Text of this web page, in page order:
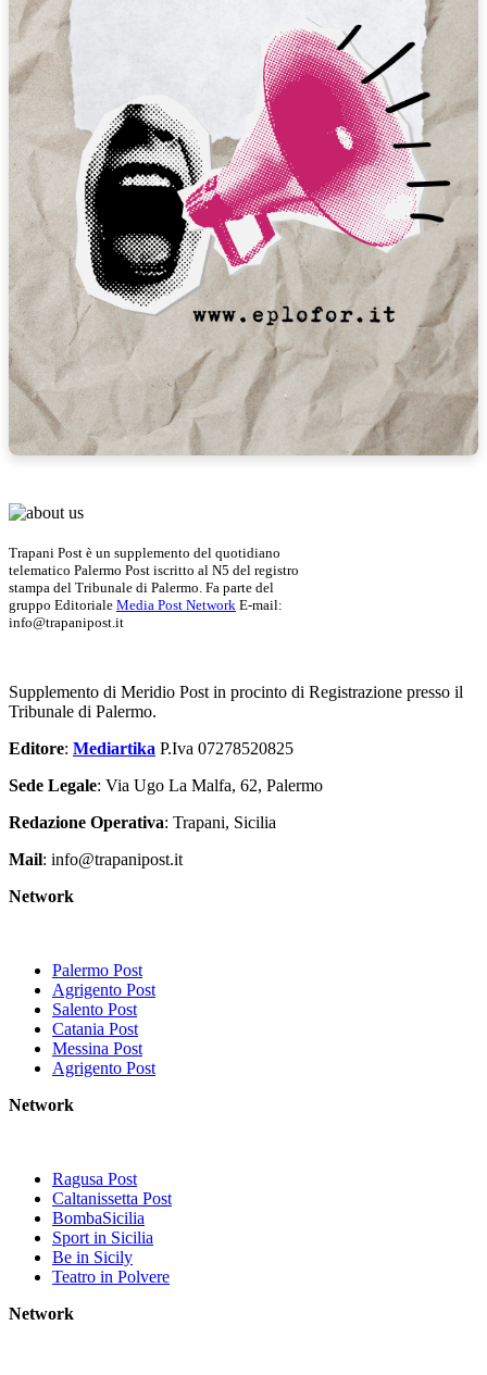
Trapani Post è un supplemento del quotidiano
telematico Palermo Post iscritto al N5 del registro
stampa del Tribunale di Palermo. Fa parte del
gruppo Editoriale Media Post Network E-mail:
info@trapanipost.it
Supplemento di Meridio Post in procinto di Registrazione presso il
Tribunale di Palermo.
Editore: Mediartika P.Iva 07278520825
Sede Legale: Via Ugo La Malfa, 62, Palermo
Redazione Operativa: Trapani, Sicilia
Mail: info@trapanipost.it
Network
Palermo Post
Agrigento Post
Salento Post
Catania Post
Messina Post
Agrigento Post
Network
Ragusa Post
Caltanissetta Post
BombaSicilia
Sport in Sicilia
Be in Sicily
Teatro in Polvere
Network